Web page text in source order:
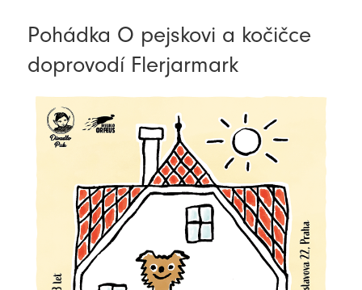
Pohádka O pejskovi a kočičce
doprovodí Flerjarmark